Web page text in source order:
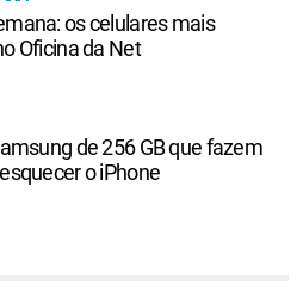
os celulares mais
Oficina da Net
de 256 GB que fazem
o iPhone